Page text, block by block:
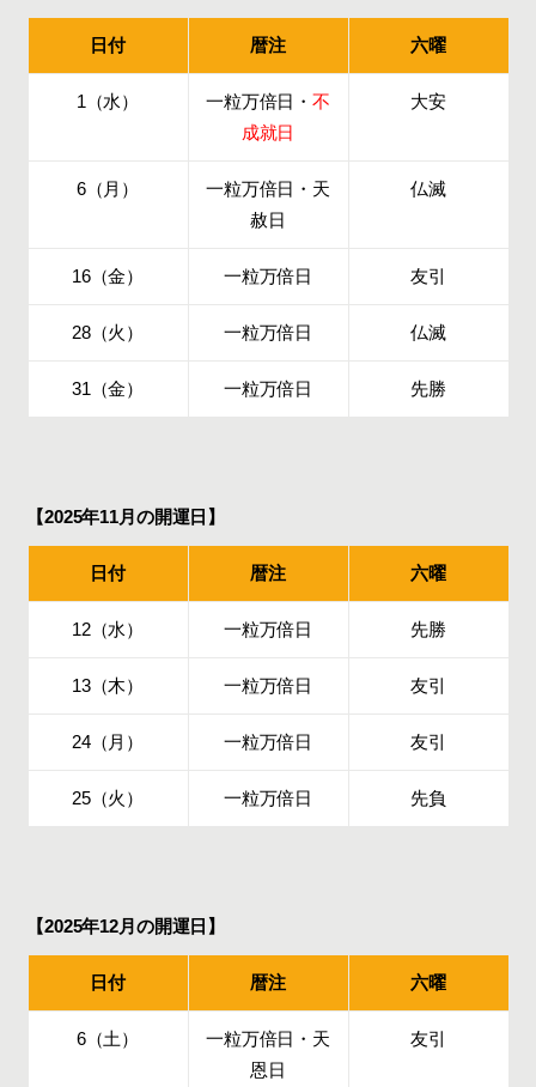
日付 暦注 六曜
1（水） 一粒万倍日・不
成就日
大安
6（月）
一粒万倍日・天
赦日
仏滅
16（金） 一粒万倍日 友引
28（火） 一粒万倍日 仏滅
31（金） 一粒万倍日 先勝
【2025年11月の開運日】
日付 暦注 六曜
12（水） 一粒万倍日 先勝
13（木） 一粒万倍日 友引
24（月） 一粒万倍日 友引
25（火） 一粒万倍日 先負
【2025年12月の開運日】
日付 暦注 六曜
6（土）
一粒万倍日・天
恩日
友引